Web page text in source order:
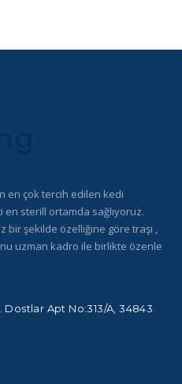
en çok tercih edilen kedi
sterill ortamda sağlıyoruz.
şekilde özelliğine göre traşı ,
uzman kadro ile birlikte özenle
Apt No:313/A, 34843